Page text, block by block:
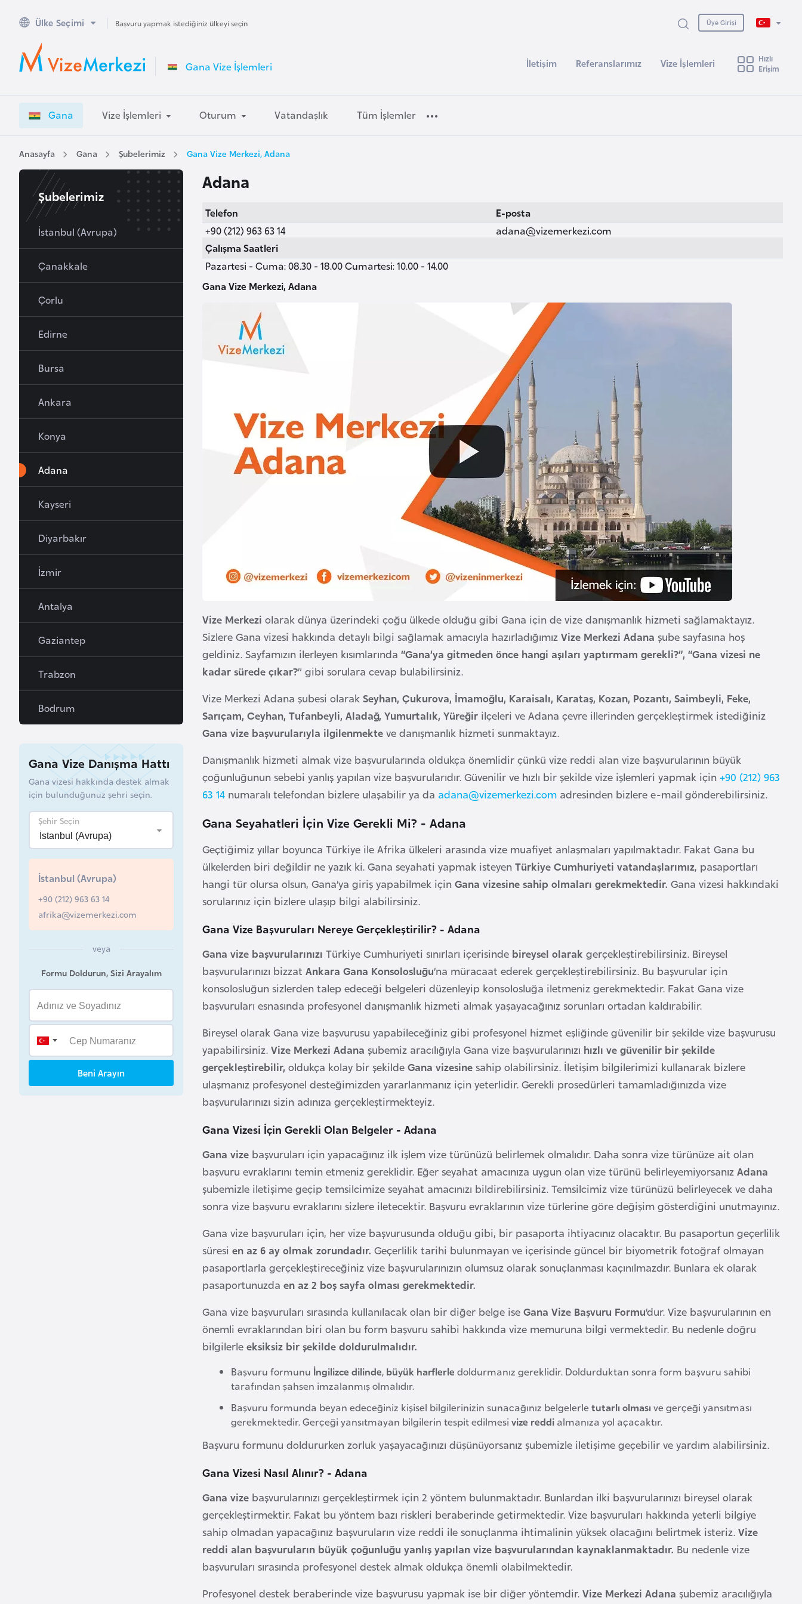
Ülke Seçimi Başvuru yapmak istediğiniz ülkeyi seçin Üye Girişi
Gana Vize İşlemleri İletişim Referanslarımız Vize İşlemleri
Hızlı
Erişim
Gana Vize İşlemleri Oturum Vatandaşlık Tüm İşlemler
Anasayfa Gana Şubelerimiz Gana Vize Merkezi, Adana
Adana
Telefon
+90 (212) 963 63 14
E-posta
adana@vizemerkezi.com
Çalışma Saatleri
Pazartesi - Cuma: 08.30 - 18.00 Cumartesi: 10.00 - 14.00
Gana Vize Merkezi, Adana
Vize Merkezi olarak dünya üzerindeki çoğu ülkede olduğu gibi Gana için de vize danışmanlık hizmeti sağlamaktayız.
Sizlere Gana vizesi hakkında detaylı bilgi sağlamak amacıyla hazırladığımız Vize Merkezi Adana şube sayfasına hoş
geldiniz. Sayfamızın ilerleyen kısımlarında “Gana’ya gitmeden önce hangi aşıları yaptırmam gerekli?”, “Gana vizesi ne
kadar sürede çıkar?” gibi sorulara cevap bulabilirsiniz.
Vize Merkezi Adana şubesi olarak Seyhan, Çukurova, İmamoğlu, Karaisalı, Karataş, Kozan, Pozantı, Saimbeyli, Feke,
Sarıçam, Ceyhan, Tufanbeyli, Aladağ, Yumurtalık, Yüreğir ilçeleri ve Adana çevre illerinden gerçekleştirmek istediğiniz
Gana vize başvurularıyla ilgilenmekte ve danışmanlık hizmeti sunmaktayız.
Danışmanlık hizmeti almak vize başvurularında oldukça önemlidir çünkü vize reddi alan vize başvurularının büyük
çoğunluğunun sebebi yanlış yapılan vize başvurularıdır. Güvenilir ve hızlı bir şekilde vize işlemleri yapmak için +90 (212) 963
63 14 numaralı telefondan bizlere ulaşabilir ya da adana@vizemerkezi.com adresinden bizlere e-mail gönderebilirsiniz.
Gana Seyahatleri İçin Vize Gerekli Mi? - Adana
Geçtiğimiz yıllar boyunca Türkiye ile Afrika ülkeleri arasında vize muafiyet anlaşmaları yapılmaktadır. Fakat Gana bu
ülkelerden biri değildir ne yazık ki. Gana seyahati yapmak isteyen Türkiye Cumhuriyeti vatandaşlarımız, pasaportları
hangi tür olursa olsun, Gana’ya giriş yapabilmek için Gana vizesine sahip olmaları gerekmektedir. Gana vizesi hakkındaki
sorularınız için bizlere ulaşıp bilgi alabilirsiniz.
Gana Vize Başvuruları Nereye Gerçekleştirilir? - Adana
Gana vize başvurularınızı Türkiye Cumhuriyeti sınırları içerisinde bireysel olarak gerçekleştirebilirsiniz. Bireysel
başvurularınızı bizzat Ankara Gana Konsolosluğu’na müracaat ederek gerçekleştirebilirsiniz. Bu başvurular için
konsolosluğun sizlerden talep edeceği belgeleri düzenleyip konsolosluğa iletmeniz gerekmektedir. Fakat Gana vize
başvuruları esnasında profesyonel danışmanlık hizmeti almak yaşayacağınız sorunları ortadan kaldırabilir.
Bireysel olarak Gana vize başvurusu yapabileceğiniz gibi profesyonel hizmet eşliğinde güvenilir bir şekilde vize başvurusu
yapabilirsiniz. Vize Merkezi Adana şubemiz aracılığıyla Gana vize başvurularınızı hızlı ve güvenilir bir şekilde
gerçekleştirebilir, oldukça kolay bir şekilde Gana vizesine sahip olabilirsiniz. İletişim bilgilerimizi kullanarak bizlere
ulaşmanız profesyonel desteğimizden yararlanmanız için yeterlidir. Gerekli prosedürleri tamamladığınızda vize
başvurularınızı sizin adınıza gerçekleştirmekteyiz.
Gana Vizesi İçin Gerekli Olan Belgeler - Adana
Gana vize başvuruları için yapacağınız ilk işlem vize türünüzü belirlemek olmalıdır. Daha sonra vize türünüze ait olan
başvuru evraklarını temin etmeniz gereklidir. Eğer seyahat amacınıza uygun olan vize türünü belirleyemiyorsanız Adana
şubemizle iletişime geçip temsilcimize seyahat amacınızı bildirebilirsiniz. Temsilcimiz vize türünüzü belirleyecek ve daha
sonra vize başvuru evraklarını sizlere iletecektir. Başvuru evraklarının vize türlerine göre değişim gösterdiğini unutmayınız.
Gana vize başvuruları için, her vize başvurusunda olduğu gibi, bir pasaporta ihtiyacınız olacaktır. Bu pasaportun geçerlilik
süresi en az 6 ay olmak zorundadır. Geçerlilik tarihi bulunmayan ve içerisinde güncel bir biyometrik fotoğraf olmayan
pasaportlarla gerçekleştireceğiniz vize başvurularınızın olumsuz olarak sonuçlanması kaçınılmazdır. Bunlara ek olarak
pasaportunuzda en az 2 boş sayfa olması gerekmektedir.
Gana vize başvuruları sırasında kullanılacak olan bir diğer belge ise Gana Vize Başvuru Formu’dur. Vize başvurularının en
önemli evraklarından biri olan bu form başvuru sahibi hakkında vize memuruna bilgi vermektedir. Bu nedenle doğru
bilgilerle eksiksiz bir şekilde doldurulmalıdır.
Başvuru formunu İngilizce dilinde, büyük harflerle doldurmanız gereklidir. Doldurduktan sonra form başvuru sahibi
tarafından şahsen imzalanmış olmalıdır.
Başvuru formunda beyan edeceğiniz kişisel bilgilerinizin sunacağınız belgelerletutarlı olmasıve gerçeği yansıtması
gerekmektedir. Gerçeği yansıtmayan bilgilerin tespit edilmesi vize reddi almanıza yol açacaktır.
Başvuru formunu doldururken zorluk yaşayacağınızı düşünüyorsanız şubemizle iletişime geçebilir ve yardım alabilirsiniz.
Gana Vizesi Nasıl Alınır? - Adana
Gana vize başvurularınızı gerçekleştirmek için 2 yöntem bulunmaktadır. Bunlardan ilki başvurularınızı bireysel olarak
gerçekleştirmektir. Fakat bu yöntem bazı riskleri beraberinde getirmektedir. Vize başvuruları hakkında yeterli bilgiye
sahip olmadan yapacağınız başvuruların vize reddi ile sonuçlanma ihtimalinin yüksek olacağını belirtmek isteriz. Vize
reddi alan başvuruların büyük çoğunluğu yanlış yapılan vize başvurularından kaynaklanmaktadır. Bu nedenle vize
başvuruları sırasında profesyonel destek almak oldukça önemli olabilmektedir.
Profesyonel destek beraberinde vize başvurusu yapmak ise bir diğer yöntemdir. Vize Merkezi Adana şubemiz aracılığıyla
Şubelerimiz
İstanbul (Avrupa)
Çanakkale
Çorlu
Edirne
Bursa
Ankara
Konya
Adana
Kayseri
Diyarbakır
İzmir
Antalya
Gaziantep
Trabzon
Bodrum
Gana Vize Danışma Hattı
Gana vizesi hakkında destek almak
için bulunduğunuz şehri seçin.
Şehir Seçin
İstanbul (Avrupa)
+90 (212) 963 63 14
afrika@vizemerkezi.com
veya
Formu Doldurun, Sizi Arayalım
Beni Arayın
A
u
s
a
l
A
u
s
t
y
z
r
b
a
y
c
a
n
B
r
y
n
a
n
g
l
ş
B
e
l
r
u
s
B
l
i
k